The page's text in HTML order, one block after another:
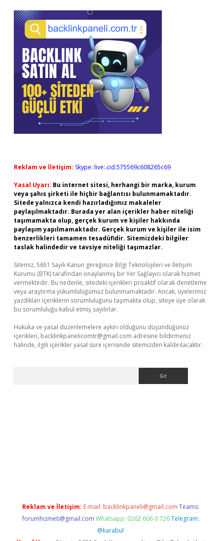
Reklam ve İletişim: Skype: live:.cid.575569c608265c69
Yasal Uyarı: Bu internet sitesi, herhangi bir marka, kurum
veya şahıs şirketi ile hiçbir bağlantısı bulunmamaktadır.
Sitede yalnızca kendi hazırladığımız makaleler
paylaşılmaktadır. Burada yer alan içerikler haber niteliği
taşımamakta olup, gerçek kurum ve kişiler hakkında
paylaşım yapılmamaktadır. Gerçek kurum ve kişiler ile isim
benzerlikleri tamamen tesadüfidir. Sitemizdeki bilgiler
taslak halindedir ve tavsiye niteliği taşımazlar.
Sitemiz, 5651 Sayılı Kanun gereğince Bilgi Teknolojileri ve İletişim
Kurumu (BTK) tarafından onaylanmış bir Yer Sağlayıcı olarak hizmet
vermektedir. Bu nedenle, sitedeki içerikleri proaktif olarak denetleme
veya araştırma yükümlülüğümüz bulunmamaktadır. Ancak, üyelerimiz
yazdıkları içeriklerin sorumluluğunu taşımakta olup, siteye üye olarak
bu sorumluluğu kabul etmiş sayılırlar.
Hukuka ve yasal düzenlemelere aykırı olduğunu düşündüğünüz
içerikleri, backlinkpanelicomtr@gmail.com adresine bildirmeniz
halinde, ilgili içerikler yasal süre içerisinde sitemizden kaldırılacaktır.
Reklam ve İletişim: E-mail: backlinkpaneli@gmail.com Teams:
forumhizmeti@gmail.com Whatsapp: 0262 606 0 726 Telegram:
@karabul